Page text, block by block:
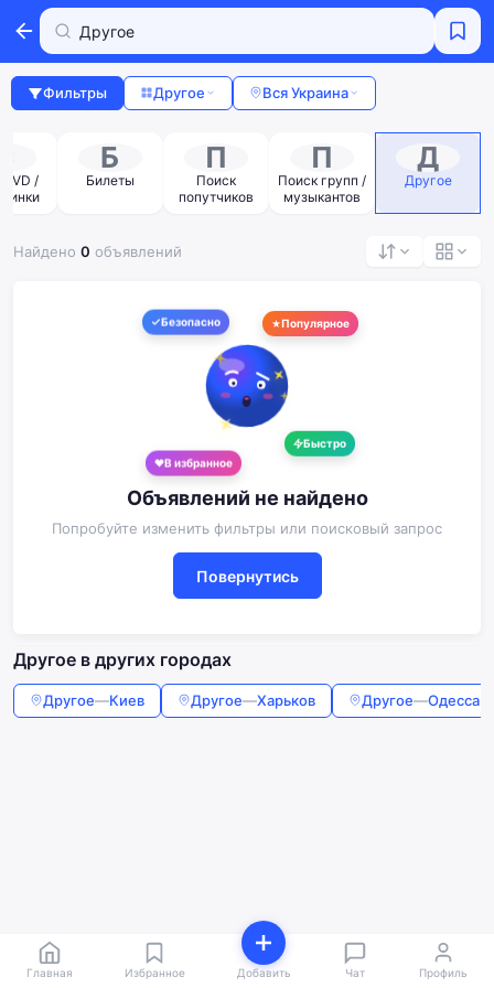
Фильтры Другое Вся Украина
/
Б
Билеты
П
Поиск
попутчиков
П
Поиск групп /
музыкантов
Д
Другое
Найдено 0 объявлений
Безопасно Популярное
Быстро
В избранное
Объявлений не найдено
Попробуйте изменить фильтры или поисковый запрос
Повернутись
Другое в других городах
Другое—Киев Другое—Харьков Другое—Одесса
Главная Избранное Добавить Чат Профиль